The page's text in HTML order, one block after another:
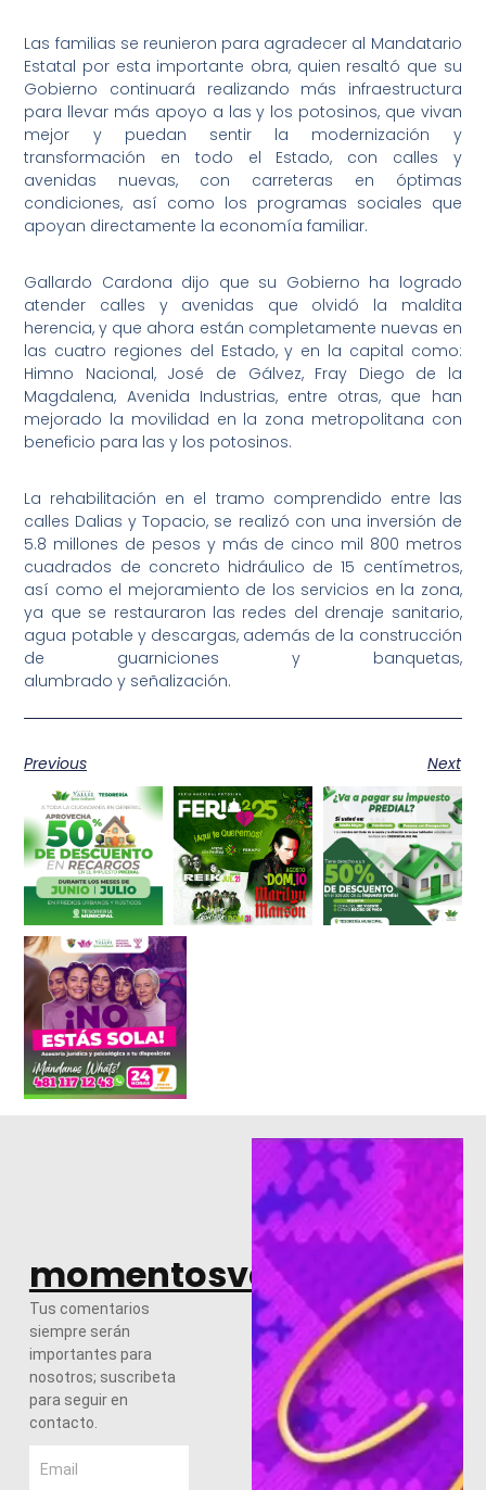
Las familias se reunieron para agradecer al Mandatario
Estatal por esta importante obra, quien resaltó que su
Gobierno continuará realizando más infraestructura
para llevar más apoyo a las y los potosinos, que vivan
mejor y puedan sentir la modernización y
transformación en todo el Estado, con calles y
avenidas nuevas, con carreteras en óptimas
condiciones, así como los programas sociales que
apoyan directamente la economía familiar.
Gallardo Cardona dijo que su Gobierno ha logrado
atender calles y avenidas que olvidó la maldita
herencia, y que ahora están completamente nuevas en
las cuatro regiones del Estado, y en la capital como:
Himno Nacional, José de Gálvez, Fray Diego de la
Magdalena, Avenida Industrias, entre otras, que han
mejorado la movilidad en la zona metropolitana con
beneficio para las y los potosinos.
La rehabilitación en el tramo comprendido entre las
calles Dalias y Topacio, se realizó con una inversión de
5.8 millones de pesos y más de cinco mil 800 metros
cuadrados de concreto hidráulico de 15 centímetros,
así como el mejoramiento de los servicios en la zona,
ya que se restauraron las redes del drenaje sanitario,
agua potable y descargas, además de la construcción
de guarniciones y banquetas,
alumbrado y señalización.
Previous Next
momentosvalles.com
Tus comentarios
siempre serán
importantes para
nosotros; suscribeta
para seguir en
contacto.